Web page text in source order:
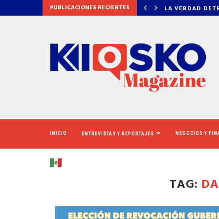
PUBLICACIONES RECIENTES
DE OZEMPIC NEWSOM
INICIO ENTREVISTAS Y REPORTAJES NEGOCIOS Y
TAG: